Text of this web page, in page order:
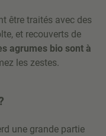
être traités avec des
et recouverts de
agrumes bio sont à
les zestes.
une grande partie